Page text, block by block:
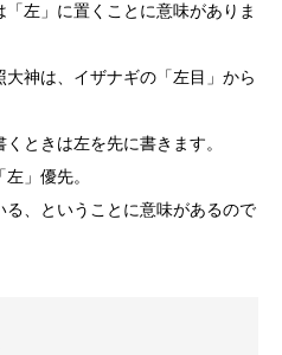
左」に置くことに意味がありま
神は、イザナギの「左目」から
ときは左を先に書きます。
」優先。
る、ということに意味があるので